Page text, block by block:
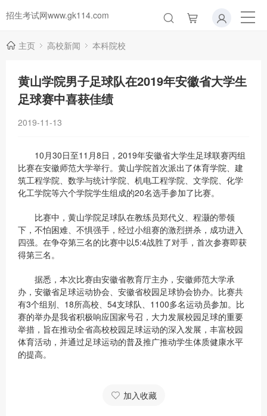
招生考试网www.gk114.com
主页 高校新闻 本科院校
黄山学院男子足球队在2019年安徽省大学生
足球赛中喜获佳绩
2019-11-13
10月30日至11月8日，2019年安徽省大学生足球联赛丙组
比赛在安徽师范大学举行。黄山学院首次派出了体育学院、建
筑工程学院、数学与统计学院、机电工程学院、文学院、化学
化工学院等六个学院学生组成的20名选手参加了比赛。
比赛中，黄山学院足球队在教练员郑代义、程灏的带领
下，不怕困难、不惧强手，经过小组赛的激烈拼杀，成功进入
四强。在争夺第三名的比赛中以5:4战胜了对手，首次参赛即获
得第三名。
据悉，本次比赛由安徽省教育厅主办，安徽师范大学承
办，安徽省足球运动协会、安徽省校园足球协会协办。比赛共
有3个组别、18所高校、54支球队、1100多名运动员参加。比
赛的举办是我省积极响应国家号召，大力发展校园足球的重要
举措，旨在推动全省高校校园足球运动的深入发展，丰富校园
体育活动，并通过足球运动的普及推广推动学生体质健康水平
的提高。
加入收藏